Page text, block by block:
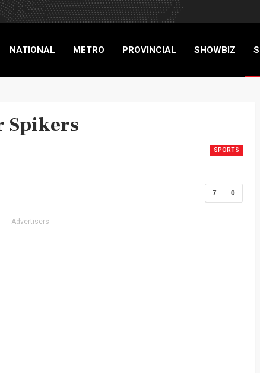
NATIONAL METRO PROVINCIAL SHOWBIZ
Spikers
SPORTS
0
7
Advertisers